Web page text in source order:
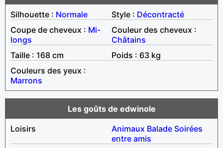
Silhouette : Normale Style : Décontracté
Coupe de cheveux : Mi-
longs
Couleur des cheveux :
Châtains
Taille : 168 cm
Poids : 63 kg
Couleurs des yeux :
Marrons
Les goûts de edwinole
Loisirs
Animaux Balade Soirées
entre amis